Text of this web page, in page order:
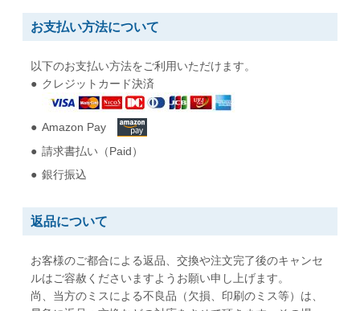
角形5号
W190 x H240 mm
A5用紙が折らずに入る
W162 x H229 mm
A5用紙が折らずに入る
角形7号
W142 x H205 mm
お支払い方法について
以下のお支払い方法をご利用いただけます。
クレジットカード決済
Amazon Pay
請求書払い（Paid）
銀行振込
返品について
お客様のご都合による返品、交換や注文完了後のキャンセ
ルはご容赦くださいますようお願い申し上げます。
尚、当方のミスによる不良品（欠損、印刷のミス等）は、